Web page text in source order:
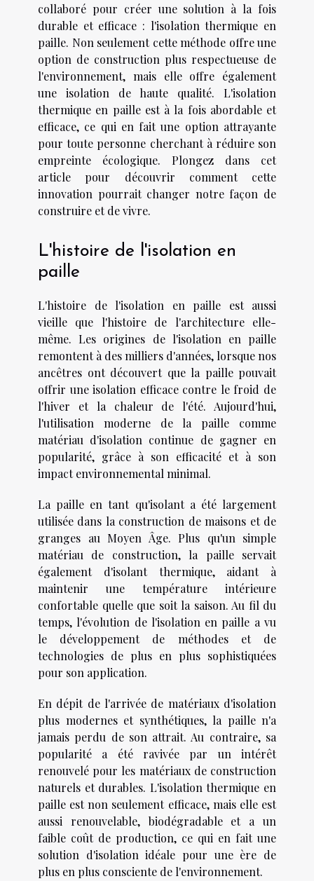
collaboré pour créer une solution à la fois
durable et efficace : l'isolation thermique en
paille. Non seulement cette méthode offre une
option de construction plus respectueuse de
l'environnement, mais elle offre également
une isolation de haute qualité. L'isolation
thermique en paille est à la fois abordable et
efficace, ce qui en fait une option attrayante
pour toute personne cherchant à réduire son
empreinte écologique. Plongez dans cet
article pour découvrir comment cette
innovation pourrait changer notre façon de
construire et de vivre.
L'histoire de l'isolation en
paille
L'histoire de l'isolation en paille est aussi
vieille que l'histoire de l'architecture elle-
même. Les origines de l'isolation en paille
remontent à des milliers d'années, lorsque nos
ancêtres ont découvert que la paille pouvait
offrir une isolation efficace contre le froid de
l'hiver et la chaleur de l'été. Aujourd'hui,
l'utilisation moderne de la paille comme
matériau d'isolation continue de gagner en
popularité, grâce à son efficacité et à son
impact environnemental minimal.
La paille en tant qu'isolant a été largement
utilisée dans la construction de maisons et de
granges au Moyen Âge. Plus qu'un simple
matériau de construction, la paille servait
également d'isolant thermique, aidant à
maintenir une température intérieure
confortable quelle que soit la saison. Au fil du
temps, l'évolution de l'isolation en paille a vu
le développement de méthodes et de
technologies de plus en plus sophistiquées
pour son application.
En dépit de l'arrivée de matériaux d'isolation
plus modernes et synthétiques, la paille n'a
jamais perdu de son attrait. Au contraire, sa
popularité a été ravivée par un intérêt
renouvelé pour les matériaux de construction
naturels et durables. L'isolation thermique en
paille est non seulement efficace, mais elle est
aussi renouvelable, biodégradable et a un
faible coût de production, ce qui en fait une
solution d'isolation idéale pour une ère de
plus en plus consciente de l'environnement.